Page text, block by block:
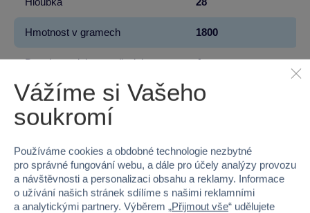
Hmotnost v gramech 1800
Baterie produktu - vyžaduje Ano
Baterie produktu - součást balení Ano
Baterie produktu - počet
Baterie produktu - typ Li-Po 3.7V 180mAh
Vážíme si Vašeho
soukromí
Používáme cookies a obdobné technologie nezbytné
pro správné fungování webu, a dále pro účely analýzy provozu
a návštěvnosti a personalizaci obsahu a reklamy. Informace
o užívání našich stránek sdílíme s našimi reklamními
a analytickými partnery. Výběrem „Přijmout vše“ udělujete